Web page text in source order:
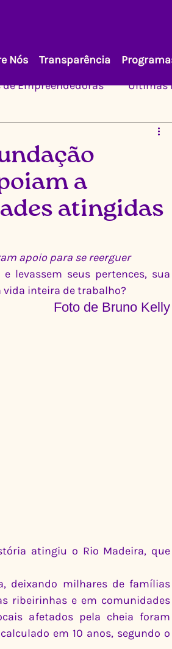
Nós Transparência
Empreendedoras Últimas
a
atingidas
apoio para se reerguer
levassem seus pertences, sua
vida inteira de trabalho?
Foto de Bruno Kelly
atingiu o Rio Madeira, que
deixando milhares de famílias
ribeirinhas e em comunidades
afetados pela cheia foram
em 10 anos, segundo o